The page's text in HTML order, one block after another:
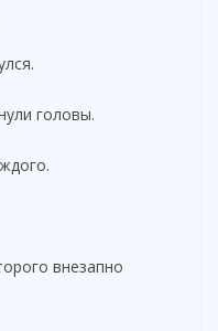
головы.
внезапно